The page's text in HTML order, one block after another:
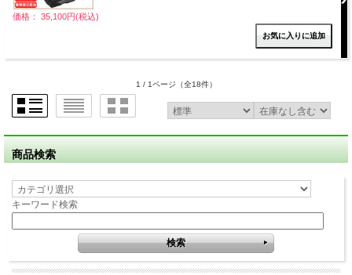
価格： 35,100円(税込)
1 / 1ページ （全18件）
商品検索
キーワード検索